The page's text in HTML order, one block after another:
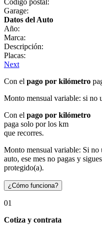
Garage:
Datos del Auto
Año:
Marca:
Descripción:
Placas:
Next
Con el pago por kilómetro
Monto mensual variable: si no
Con el pago por kilómetro
paga solo por los km
que recorres.
Monto mensual variable: Si no
auto, ese mes no pagas y sigues
protegido(a).
¿Cómo funciona?
01
Cotiza y contrata